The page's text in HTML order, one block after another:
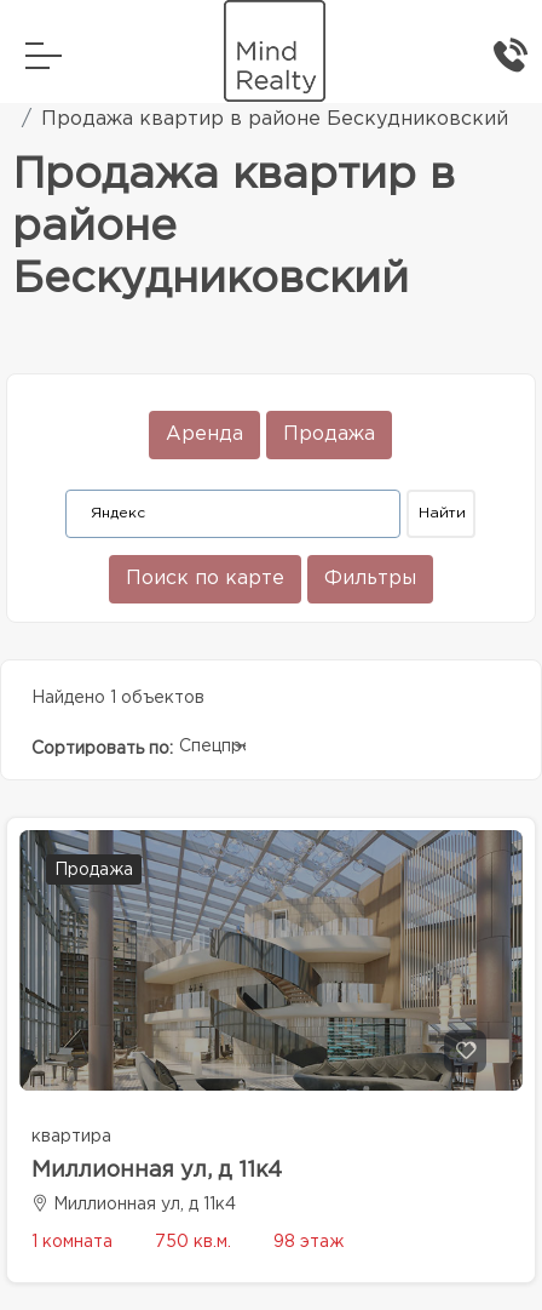
Элитная жилая недвижимость
Продажа квартир в районе Бескудниковский
Продажа квартир в
районе
Бескудниковский
Аренда Продажа
Поиск по карте Фильтры
Найдено 1 объектов
Сортировать по: Спецпредолжение
Продажа
квартира
Миллионная ул, д 11к4
Миллионная ул, д 11к4
1 комната 750 кв.м. 98 этаж